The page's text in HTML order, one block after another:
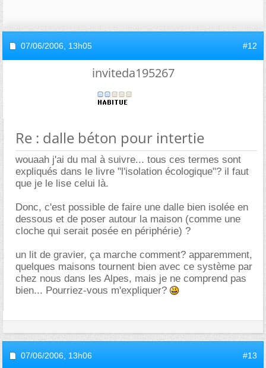
07/06/2006, 13h05 #12
inviteda195267
Re : dalle béton pour intertie
wouaah j'ai du mal à suivre... tous ces termes sont
expliqués dans le livre "l'isolation écologique"? il faut
que je le lise celui là.
Donc, c'est possible de faire une dalle bien isolée en
dessous et de poser autour la maison (comme une
cloche qui serait posée en périphérie) ?
un lit de gravier, ça marche comment? apparemment,
quelques maisons tournent bien avec ce système par
chez nous dans les Alpes, mais je ne comprend pas
bien... Pourriez-vous m'expliquer?
07/06/2006, 13h06 #13